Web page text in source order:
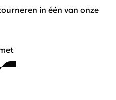
in één van onze